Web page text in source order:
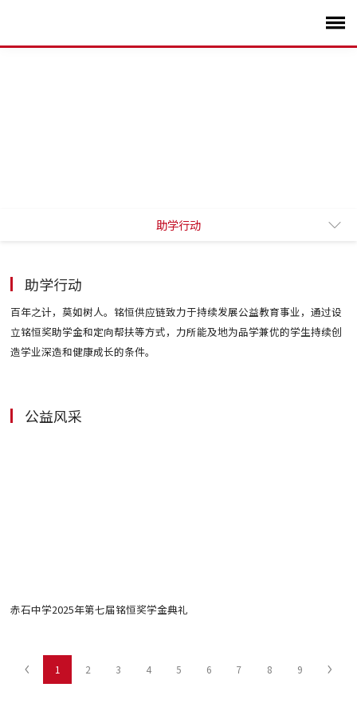
助学行动
助学行动
百年之计，莫如树人。铭恒供应链致力于持续发展公益教育事业，通过设
立铭恒奖助学金和定向帮扶等方式，力所能及地为品学兼优的学生持续创
造学业深造和健康成长的条件。
公益风采
赤石中学2025年第七届铭恒奖学金典礼
1 2 3 4 5 6 7 8 9